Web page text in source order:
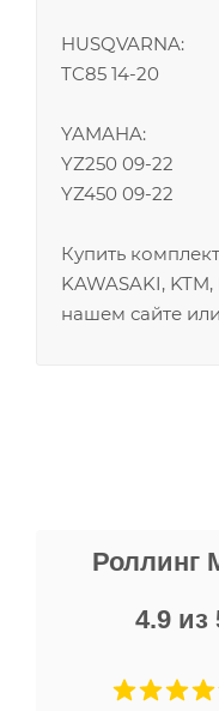
HUSQVARNA:
TC85 14-20
YAMAHA:
YZ250 09-22
YZ450 09-22
Купить
KAWASAKI,
нашем сайте
Роллинг
4.9 из
Не понравились